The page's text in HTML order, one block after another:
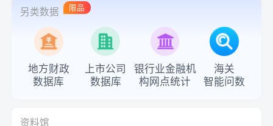
另类数据 限品
地方财政
数据库
上市公司
数据库
银行业金融机
构网点统计
海关
智能问数
资料馆